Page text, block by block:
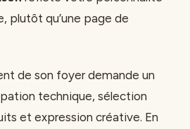
plutôt qu’une page de
de son foyer demande un
technique, sélection
et expression créative. En